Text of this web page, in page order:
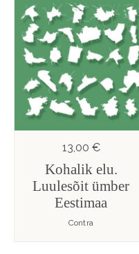
13,00 €
Kohalik elu.
Luulesõit ümber
Eestimaa
Contra